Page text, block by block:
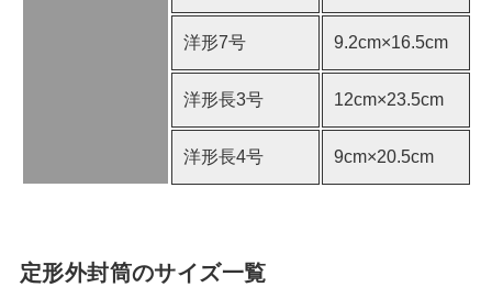
洋形7号 9.2cm×16.5cm
洋形長3号 12cm×23.5cm
洋形長4号 9cm×20.5cm
定形外封筒のサイズ一覧